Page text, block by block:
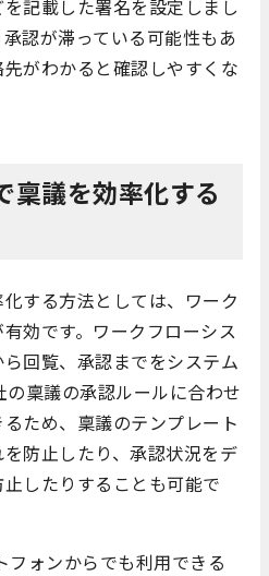
記載した署名を設定しまし
認が滞っている可能性もあ
がわかると確認しやすくな
稟議を効率化する
する方法としては、ワーク
効です。ワークフローシス
回覧、承認までをシステム
の稟議の承認ルールに合わせ
ため、稟議のテンプレート
防止したり、承認状況をデ
したりすることも可能で
フォンからでも利用できる